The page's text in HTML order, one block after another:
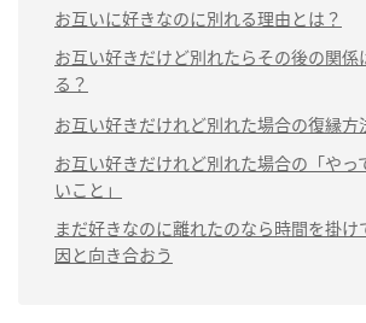
（1）これで正解だったのか迷う
（2）楽しかった頃を思い出して苦
しい
める
（4）別れ以外の選択を考えて後悔
する
お互いに好きなのに別れる理由とは？
（1）この先も一緒にいる未来が明るいと思
えない
（2）物理的な障害がある
（3）将来の考えが合わない
（4）とにかく疲れた
（5）許せない出来事や原因がある
お互い好きだけど別れたらその後の関係
る？
（1）友達に戻る
（2）セフレにな
る
（3）縁が切れる
お互い好きだけれど別れた場合の復縁方
（1）原因を解消する
（2）冷却期間を設ける
（3）再会に備えて自分を
磨く
お互い好きだけれど別れた場合の「やっ
いこと」
（1）恋人のノリを引きずる
（2）すぐに復縁を迫る
まだ好きなのに離れたのなら時間を掛け
因と向き合おう